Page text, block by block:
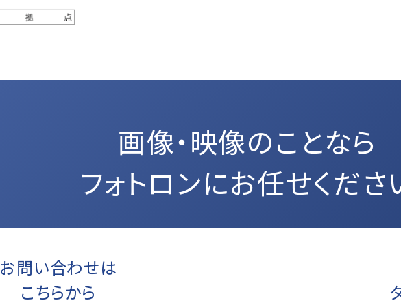
画像・映像のことなら
フォトロンにお任せくださ
お問い合わせは
こちらから